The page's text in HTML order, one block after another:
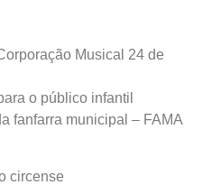
Musical 24 de
o público infantil
fanfarra municipal – FAMA
circense